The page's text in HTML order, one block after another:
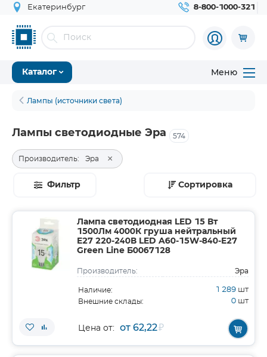
Екатеринбург 8-800-1000-321
Каталог Меню
Лампы (источники света)
Лампы светодиодные Эра 574
Производитель: Эра ×
Фильтр Сортировка
Лампа светодиодная LED 15 Вт
1500Лм 4000К груша нейтральный
E27 220-240В LED A60-15W-840-E27
Green Line Б0067128
Производитель: Эра
Наличие: 1 289 шт
Внешние склады: 0 шт
Цена от: от 62,22₽